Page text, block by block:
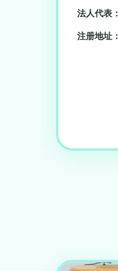
法人代表：
注册地址：